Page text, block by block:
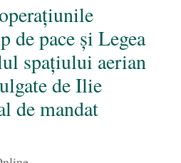
de pace și Legea
spațiului aerian
de Ilie
de mandat